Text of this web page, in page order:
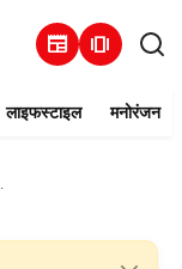
newspaper amp_stories
लाइफस्टाइल मनोरंजन